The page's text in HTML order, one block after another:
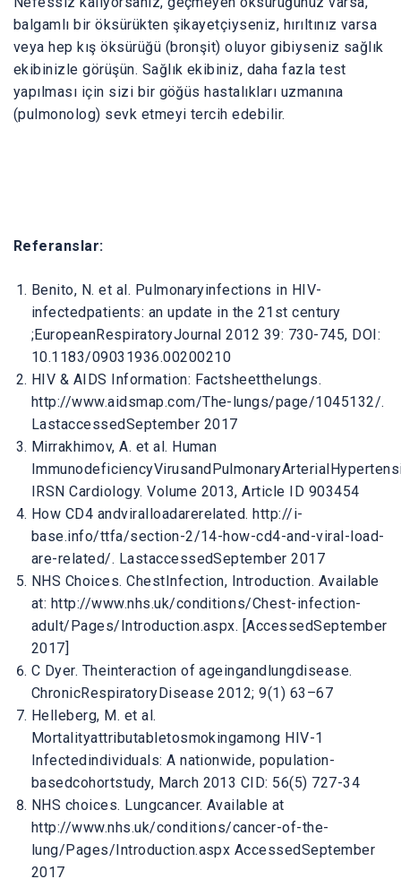
balgamlı bir öksürükten şikayetçiyseniz, hırıltınız varsa
veya hep kış öksürüğü (bronşit) oluyor gibiyseniz sağlık
ekibinizle görüşün. Sağlık ekibiniz, daha fazla test
yapılması için sizi bir göğüs hastalıkları uzmanına
(pulmonolog) sevk etmeyi tercih edebilir.
Referanslar:
Benito, N. et al. Pulmonaryinfections in HIV-
infectedpatients: an update in the 21st century
;EuropeanRespiratoryJournal 2012 39: 730-745, DOI:
10.1183/09031936.00200210
HIV & AIDS Information: Factsheetthelungs.
http://www.aidsmap.com/The-lungs/page/1045132/.
LastaccessedSeptember 2017
Mirrakhimov, A. et al. Human
IRSN Cardiology. Volume 2013, Article ID 903454
How CD4 andviralloadarerelated. http://i-
base.info/ttfa/section-2/14-how-cd4-and-viral-load-
are-related/. LastaccessedSeptember 2017
NHS Choices. ChestInfection, Introduction. Available
at: http://www.nhs.uk/conditions/Chest-infection-
adult/Pages/Introduction.aspx. [AccessedSeptember
2017]
C Dyer. Theinteraction of ageingandlungdisease.
ChronicRespiratoryDisease 2012; 9(1) 63–67
Helleberg, M. et al.
Mortalityattributabletosmokingamong HIV-1
Infectedindividuals: A nationwide, population-
basedcohortstudy, March 2013 CID: 56(5) 727-34
NHS choices. Lungcancer. Available at
http://www.nhs.uk/conditions/cancer-of-the-
lung/Pages/Introduction.aspx AccessedSeptember
2017